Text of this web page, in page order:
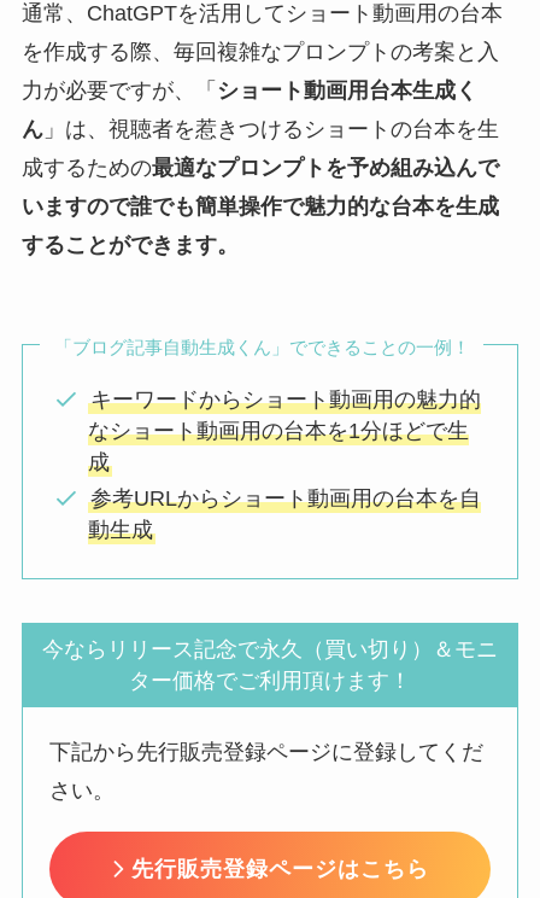
通常、ChatGPTを活用してショート動画用の台本
を作成する際、毎回複雑なプロンプトの考案と入
力が必要ですが、「 ショート動画用台本生成く
ん」は、視聴者を惹きつけるショートの台本を生
成するための最適なプロンプトを予め組み込んで
いますので誰でも簡単操作で魅力的な台本を生成
することができます。
「ブログ記事自動生成くん」でできることの一例！
キーワードからショート動画用の魅力的
なショート動画用の台本を1分ほどで生
成
参考URLからショート動画用の台本を自
動生成
今ならリリース記念で永久（買い切り）＆モニ
ター価格でご利用頂けます！
下記から先行販売登録ページに登録してくだ
さい。
先行販売登録ページはこちら